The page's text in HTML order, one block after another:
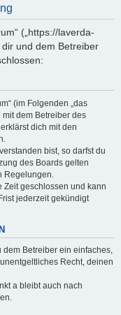
(„https://laverda-
und dem Betreiber
(im Folgenden „das
dem Betreiber des
dich mit den
bist, so darfst du
des Boards gelten
Regelungen.
Zeit geschlossen und kann
jederzeit gekündigt
dem Betreiber ein einfaches,
Recht, deinen
a bleibt auch nach